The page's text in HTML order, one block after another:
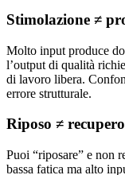
Stimolazione ≠
Molto input produce
l’output di qualità
di lavoro libera.
errore strutturale.
Riposo ≠ recupero
Puoi “riposare” e non
bassa fatica ma alto